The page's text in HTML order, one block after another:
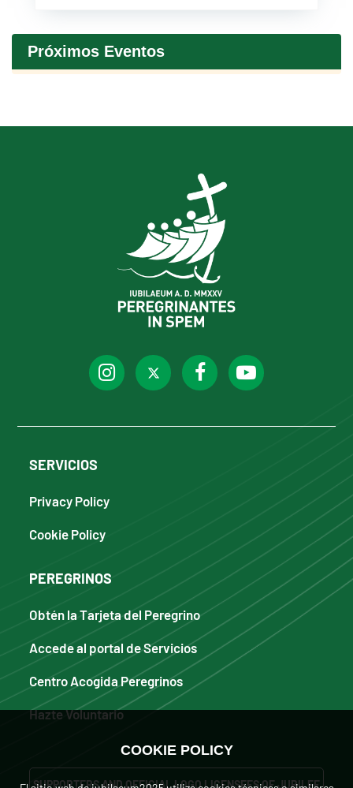
Próximos Eventos
SERVICIOS
Privacy Policy
Cookie Policy
PEREGRINOS
Obtén la Tarjeta del Peregrino
Accede al portal de Servicios
Centro Acogida Peregrinos
Hazte Voluntario
SUPPORTERS AND OFFICIAL LOGO LICENSEES OF JUBILEE
COOKIE POLICY